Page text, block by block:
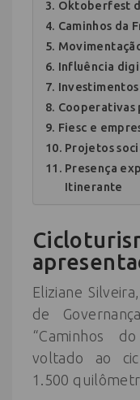
Oktoberfest
Caminhos da
Influência
Cooperativas
Fiesc e
Projetos
Presença
Itinerante
Eliziane
de
“Caminhos
voltado ao
1.500